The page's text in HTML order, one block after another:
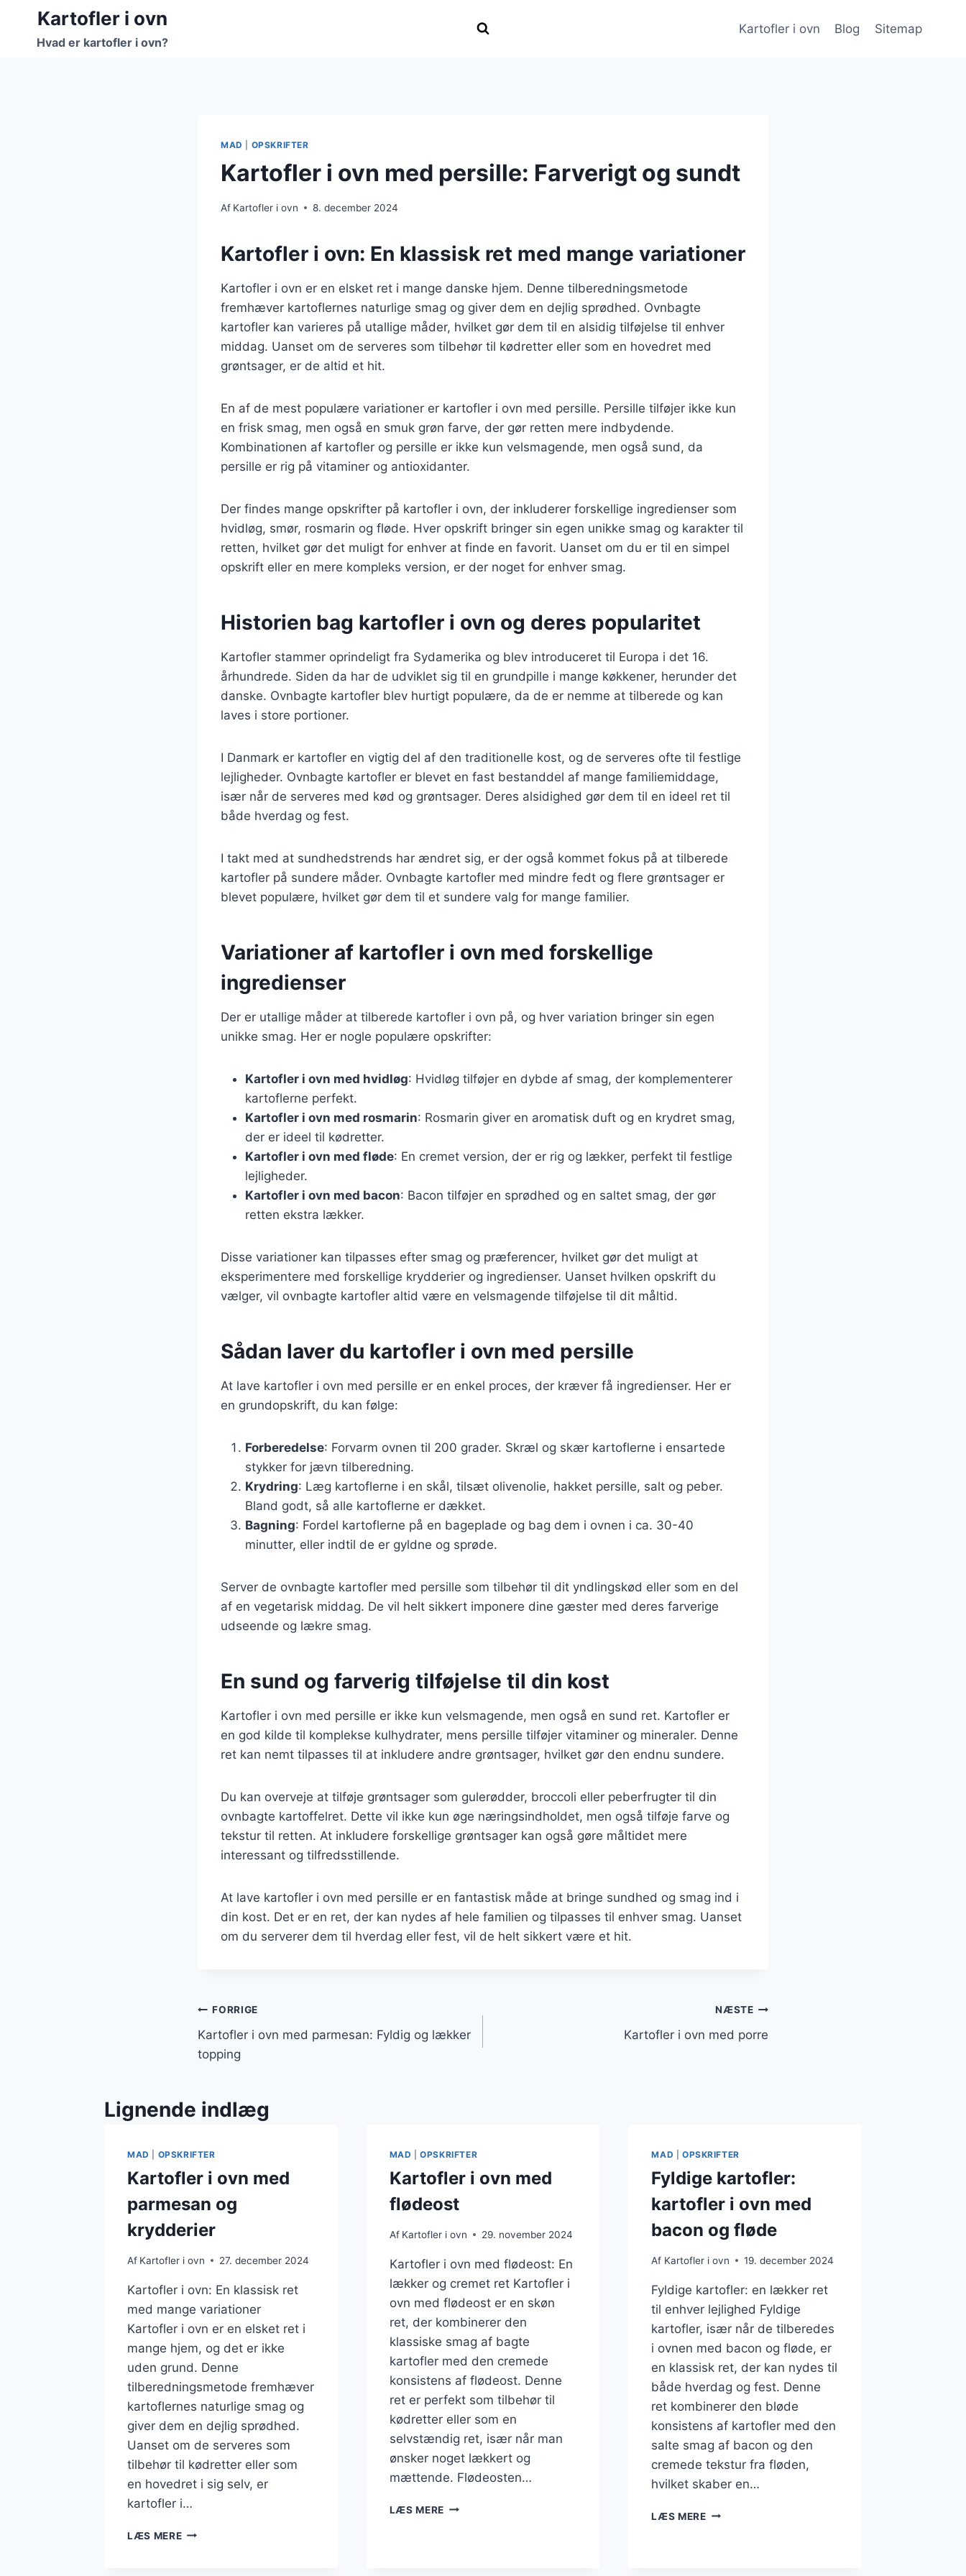
Fortsæt
indhold
Kartofler i ovn
Hvad er kartofler i ovn?
Kartofler i ovn Blog Sitemap
MAD OPSKRIFTER
Kartofler i ovn med persille: Farverigt og sundt
Af Kartofler i ovn 8. december 2024
Kartofler i ovn: En klassisk ret med mange variationer
Kartofler i ovn er en elsket ret i mange danske hjem. Denne tilberedningsmetode
fremhæver kartoflernes naturlige smag og giver dem en dejlig sprødhed. Ovnbagte
kartofler kan varieres på utallige måder, hvilket gør dem til en alsidig tilføjelse til enhver
middag. Uanset om de serveres som tilbehør til kødretter eller som en hovedret med
grøntsager, er de altid et hit.
En af de mest populære variationer er kartofler i ovn med persille. Persille tilføjer ikke kun
en frisk smag, men også en smuk grøn farve, der gør retten mere indbydende.
Kombinationen af kartofler og persille er ikke kun velsmagende, men også sund, da
persille er rig på vitaminer og antioxidanter.
Der findes mange opskrifter på kartofler i ovn, der inkluderer forskellige ingredienser som
hvidløg, smør, rosmarin og fløde. Hver opskrift bringer sin egen unikke smag og karakter til
retten, hvilket gør det muligt for enhver at finde en favorit. Uanset om du er til en simpel
opskrift eller en mere kompleks version, er der noget for enhver smag.
Historien bag kartofler i ovn og deres popularitet
Kartofler stammer oprindeligt fra Sydamerika og blev introduceret til Europa i det 16.
århundrede. Siden da har de udviklet sig til en grundpille i mange køkkener, herunder det
danske. Ovnbagte kartofler blev hurtigt populære, da de er nemme at tilberede og kan
laves i store portioner.
I Danmark er kartofler en vigtig del af den traditionelle kost, og de serveres ofte til festlige
lejligheder. Ovnbagte kartofler er blevet en fast bestanddel af mange familiemiddage,
især når de serveres med kød og grøntsager. Deres alsidighed gør dem til en ideel ret til
både hverdag og fest.
I takt med at sundhedstrends har ændret sig, er der også kommet fokus på at tilberede
kartofler på sundere måder. Ovnbagte kartofler med mindre fedt og flere grøntsager er
blevet populære, hvilket gør dem til et sundere valg for mange familier.
Variationer af kartofler i ovn med forskellige
ingredienser
Der er utallige måder at tilberede kartofler i ovn på, og hver variation bringer sin egen
unikke smag. Her er nogle populære opskrifter:
Kartofler i ovn med hvidløg: Hvidløg tilføjer en dybde af smag, der komplementerer
kartoflerne perfekt.
Kartofler i ovn med rosmarin: Rosmarin giver en aromatisk duft og en krydret smag,
der er ideel til kødretter.
Kartofler i ovn med fløde: En cremet version, der er rig og lækker, perfekt til festlige
lejligheder.
Kartofler i ovn med bacon: Bacon tilføjer en sprødhed og en saltet smag, der gør
retten ekstra lækker.
Disse variationer kan tilpasses efter smag og præferencer, hvilket gør det muligt at
eksperimentere med forskellige krydderier og ingredienser. Uanset hvilken opskrift du
vælger, vil ovnbagte kartofler altid være en velsmagende tilføjelse til dit måltid.
Sådan laver du kartofler i ovn med persille
At lave kartofler i ovn med persille er en enkel proces, der kræver få ingredienser. Her er
en grundopskrift, du kan følge:
Forberedelse: Forvarm ovnen til 200 grader. Skræl og skær kartoflerne i ensartede
stykker for jævn tilberedning.
Krydring: Læg kartoflerne i en skål, tilsæt olivenolie, hakket persille, salt og peber.
Bland godt, så alle kartoflerne er dækket.
Bagning: Fordel kartoflerne på en bageplade og bag dem i ovnen i ca. 30-40
minutter, eller indtil de er gyldne og sprøde.
Server de ovnbagte kartofler med persille som tilbehør til dit yndlingskød eller som en del
af en vegetarisk middag. De vil helt sikkert imponere dine gæster med deres farverige
udseende og lækre smag.
En sund og farverig tilføjelse til din kost
Kartofler i ovn med persille er ikke kun velsmagende, men også en sund ret. Kartofler er
en god kilde til komplekse kulhydrater, mens persille tilføjer vitaminer og mineraler. Denne
ret kan nemt tilpasses til at inkludere andre grøntsager, hvilket gør den endnu sundere.
Du kan overveje at tilføje grøntsager som gulerødder, broccoli eller peberfrugter til din
ovnbagte kartoffelret. Dette vil ikke kun øge næringsindholdet, men også tilføje farve og
tekstur til retten. At inkludere forskellige grøntsager kan også gøre måltidet mere
interessant og tilfredsstillende.
At lave kartofler i ovn med persille er en fantastisk måde at bringe sundhed og smag ind i
din kost. Det er en ret, der kan nydes af hele familien og tilpasses til enhver smag. Uanset
om du serverer dem til hverdag eller fest, vil de helt sikkert være et hit.
Indlægsnavigation
FORRIGE
Kartofler i ovn med parmesan: Fyldig og lækker
topping
NÆSTE
Kartofler i ovn med porre
Lignende indlæg
MAD OPSKRIFTER
Kartofler i ovn med
parmesan og
krydderier
Af Kartofler i ovn 27. december 2024
Kartofler i ovn: En klassisk ret
med mange variationer
Kartofler i ovn er en elsket ret i
mange hjem, og det er ikke
uden grund. Denne
tilberedningsmetode fremhæver
kartoflernes naturlige smag og
giver dem en dejlig sprødhed.
Uanset om de serveres som
tilbehør til kødretter eller som
en hovedret i sig selv, er
kartofler i…
LÆS MEREKARTOFLER
MAD |OPSKRIFTER
Kartofler i ovn med
flødeost
Af Kartofler i ovn 29. november 2024
Kartofler i ovn med flødeost: En
lækker og cremet ret Kartofler i
ovn med flødeost er en skøn
ret, der kombinerer den
klassiske smag af bagte
kartofler med den cremede
konsistens af flødeost. Denne
ret er perfekt som tilbehør til
kødretter eller som en
selvstændig ret, især når man
ønsker noget lækkert og
mættende. Flødeosten…
LÆS MERE KARTOFLER
MAD OPSKRIFTER
Fyldige kartofler:
kartofler i ovn med
bacon og fløde
Af Kartofler i ovn 19. december 2024
Fyldige kartofler: en lækker ret
til enhver lejlighed Fyldige
kartofler, især når de tilberedes
i ovnen med bacon og fløde, er
en klassisk ret, der kan nydes til
både hverdag og fest. Denne
ret kombinerer den bløde
konsistens af kartofler med den
salte smag af bacon og den
cremede tekstur fra fløden,
hvilket skaber en…
LÆS MEREFYLDIGE